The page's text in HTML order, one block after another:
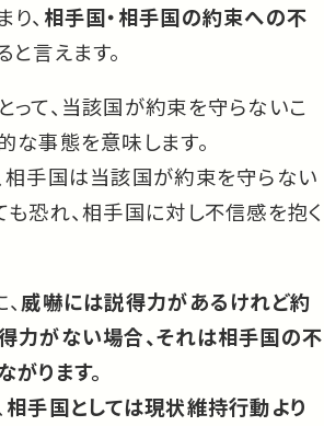
、 相手国・相手国の約束への不
と言えます。
って、当該国が約束を守らないこ
な事態を意味します。
相手国は当該国が約束を守らない
も恐れ、相手国に対し不信感を抱く
威嚇には説得力があるけれど約
力がない場合、それは相手国の不
ります。
相手国としては現状維持行動より